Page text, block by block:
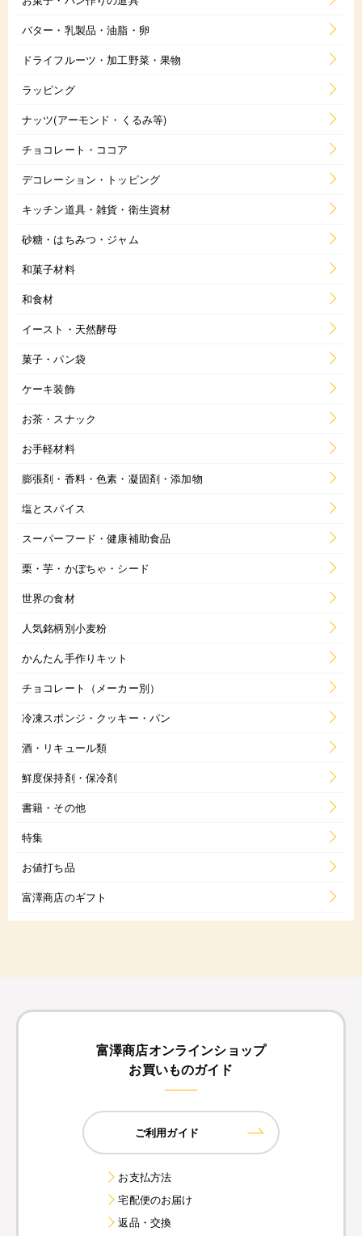
バター・乳製品・油脂・卵
ドライフルーツ・加工野菜・果物
ラッピング
ナッツ(アーモンド・くるみ等)
チョコレート・ココア
デコレーション・トッピング
キッチン道具・雑貨・衛生資材
砂糖・はちみつ・ジャム
和菓子材料
和食材
イースト・天然酵母
菓子・パン袋
ケーキ装飾
お茶・スナック
お手軽材料
膨張剤・香料・色素・凝固剤・添加物
塩とスパイス
スーパーフード・健康補助食品
栗・芋・かぼちゃ・シード
世界の食材
人気銘柄別小麦粉
かんたん手作りキット
チョコレート（メーカー別）
冷凍スポンジ・クッキー・パン
酒・リキュール類
鮮度保持剤・保冷剤
書籍・その他
特集
お値打ち品
富澤商店のギフト
富澤商店オンラインショップ
お買いものガイド
ご利用ガイド
お支払方法
宅配便のお届け
返品・交換